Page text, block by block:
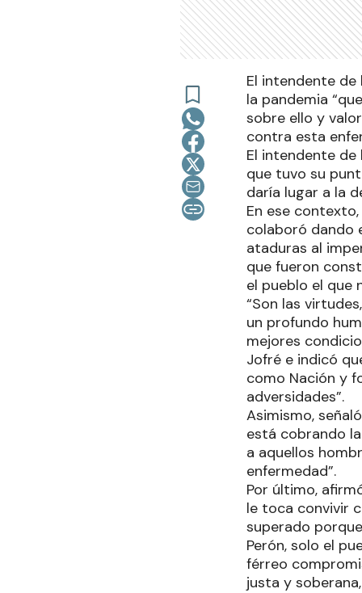
El intendente
la pandemia
sobre ello y
contra esta
El intendente
que tuvo su
daría lugar a la
En ese
colaboró dando
ataduras al
que fueron
el pueblo el que
“Son las
un profundo
mejores
Jofré e indicó
como Nación y
adversidades”.
Asimismo,
está cobrando
a aquellos
enfermedad”.
Por último,
le toca convivir
superado
Perón, solo el
férreo
justa y